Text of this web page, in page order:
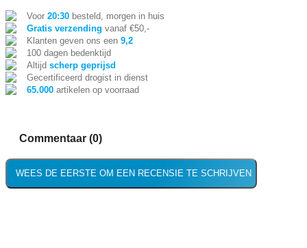
Voor 20:30 besteld, morgen in huis
Gratis verzending vanaf €50,-
Klanten geven ons een 9,2
100 dagen bedenktijd
Altijd scherp geprijsd
Gecertificeerd drogist in dienst
65.000 artikelen op voorraad
Commentaar (0)
WEES DE EERSTE OM EEN RECENSIE TE SCHRIJVEN